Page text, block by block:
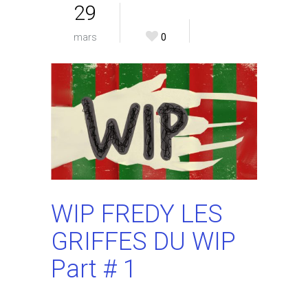
29
mars 0
WIP FREDY LES
GRIFFES DU WIP
Part # 1